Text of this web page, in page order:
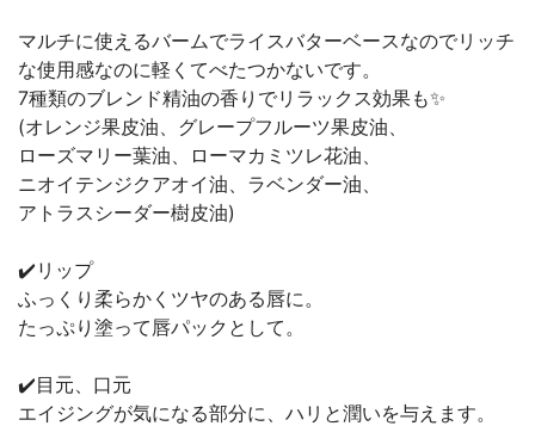
マルチに使えるバームでライスバターベースなのでリッチ
な使用感なのに軽くてべたつかないです。
7種類のブレンド精油の香りでリラックス効果も✨
(オレンジ果皮油、グレープフルーツ果皮油、
ローズマリー葉油、ローマカミツレ花油、
ニオイテンジクアオイ油、ラベンダー油、
アトラスシーダー樹皮油)
✔️リップ
ふっくり柔らかくツヤのある唇に。
たっぷり塗って唇パックとして。
✔️目元、口元
エイジングが気になる部分に、ハリと潤いを与えます。